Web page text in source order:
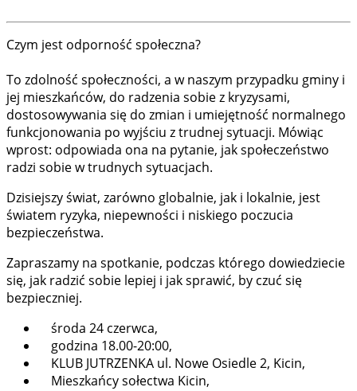
Czym jest odporność społeczna?
To zdolność społeczności, a w naszym przypadku gminy i
jej mieszkańców, do radzenia sobie z kryzysami,
dostosowywania się do zmian i umiejętność normalnego
funkcjonowania po wyjściu z trudnej sytuacji. Mówiąc
wprost: odpowiada ona na pytanie, jak społeczeństwo
radzi sobie w trudnych sytuacjach.
Dzisiejszy świat, zarówno globalnie, jak i lokalnie, jest
światem ryzyka, niepewności i niskiego poczucia
bezpieczeństwa.
Zapraszamy na spotkanie, podczas którego dowiedziecie
się, jak radzić sobie lepiej i jak sprawić, by czuć się
bezpieczniej.
środa 24 czerwca,
godzina 18.00-20:00,
KLUB JUTRZENKA ul. Nowe Osiedle 2, Kicin,
Mieszkańcy sołectwa Kicin,